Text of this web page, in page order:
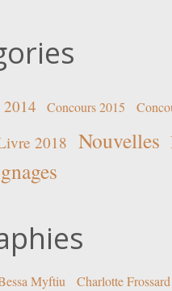
Concours 2015
2018 Nouvelles
Myftiu Charlotte Frossard